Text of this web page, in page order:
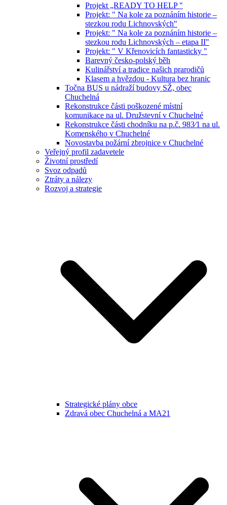
Projekt „READY TO HELP "
Projekt: " Na kole za poznáním historie –
stezkou rodu Lichnovských"
Projekt: " Na kole za poznáním historie –
stezkou rodu Lichnovských – etapa II"
Projekt: " V Křenovicích fantasticky "
Barevný česko-polský běh
Kulinářství a tradice našich prarodičů
Klasem a hvězdou - Kultura bez hranic
Točna BUS u nádraží budovy SŽ, obec
Chuchelná
Rekonstrukce části poškozené místní
komunikace na ul. Družstevní v Chuchelné
Rekonstrukce části chodníku na p.č. 983⁄1 na ul.
Komenského v Chuchelné
Novostavba požární zbrojnice v Chuchelné
Veřejný profil zadavetele
Životní prostředí
Svoz odpadů
Ztráty a nálezy
Rozvoj a strategie
Strategické plány obce
Zdravá obec Chuchelná a MA21